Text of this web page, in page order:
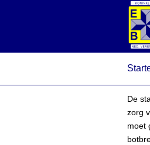
De
zorg
moet